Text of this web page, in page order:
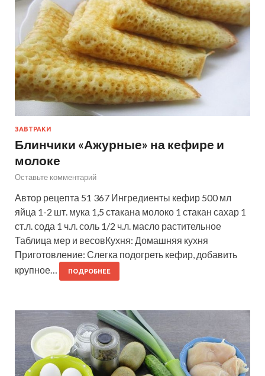
ЗАВТРАКИ
Блинчики «Ажурные» на кефире и
молоке
Оставьте комментарий
Автор рецепта 51 367 Ингредиенты кефир 500 мл
яйца 1-2 шт. мука 1,5 стакана молоко 1 стакан сахар 1
ст.л. сода 1 ч.л. соль 1/2 ч.л. масло растительное
Таблица мер и весовКухня: Домашняя кухня
Приготовление: Слегка подогреть кефир, добавить
крупное…
ПОДРОБНЕЕ